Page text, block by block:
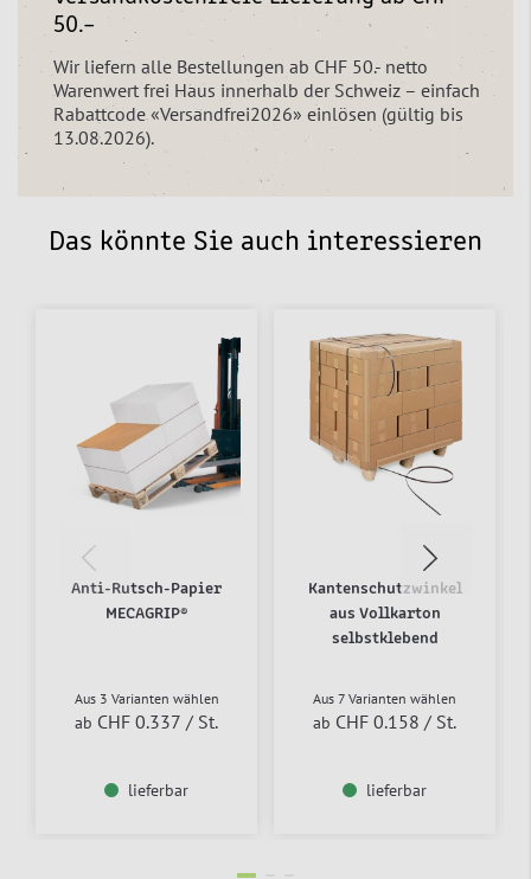
50.–
Wir liefern alle Bestellungen ab CHF 50.- netto
Warenwert frei Haus innerhalb der Schweiz – einfach
Rabattcode «Versandfrei2026» einlösen (gültig bis
13.08.2026).
Das könnte Sie auch interessieren
Anti-Rutsch-Papier
MECAGRIP®
Aus 3 Varianten wählen
ab CHF 0.337 / St.
lieferbar
Kantenschutzwinkel
aus Vollkarton
selbstklebend
Aus 7 Varianten wählen
ab CHF 0.158 / St.
lieferbar